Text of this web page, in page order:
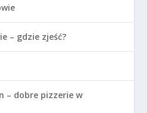
– gdzie zjeść?
– dobre pizzerie w